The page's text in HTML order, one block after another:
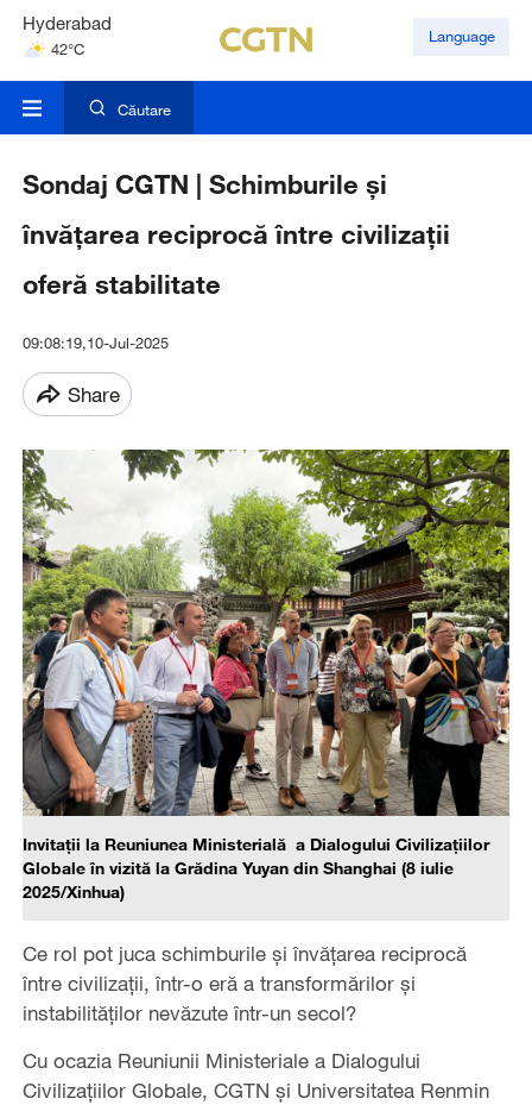
Hyderabad
42°C
Mumbai
Language
Căutare
Sondaj CGTN | Schimburile și
învățarea reciprocă între civilizații
oferă stabilitate
09:08:19,10-Jul-2025
Share
Invitații la Reuniunea Ministerială a Dialogului Civilizațiilor
Globale în vizită la Grădina Yuyan din Shanghai (8 iulie
2025/Xinhua)
Ce rol pot juca schimburile și învățarea reciprocă
între civilizații, într-o eră a transformărilor și
instabilităților nevăzute într-un secol?
Cu ocazia Reuniunii Ministeriale a Dialogului
Civilizațiilor Globale, CGTN și Universitatea Renmin